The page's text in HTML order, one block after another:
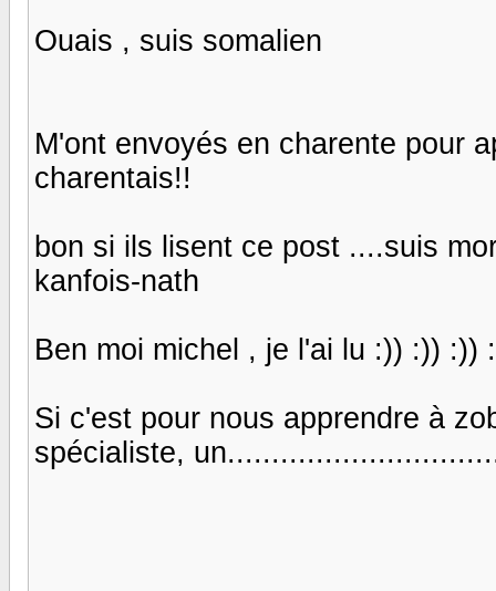
Ouais , suis somalien
M'ont envoyés en charente pour
charentais!!
bon si ils lisent ce post ....suis
kanfois-nath
Ben moi michel , je l'ai lu :)) :)) :))
Si c'est pour nous apprendre à
spécialiste,